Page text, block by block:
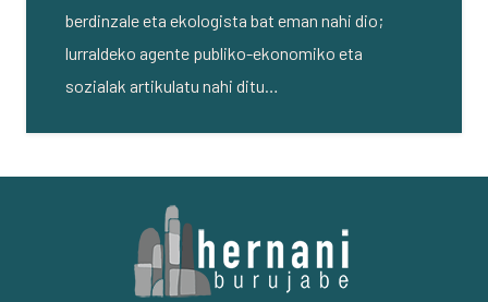
berdinzale eta ekologista bat eman nahi dio;
lurraldeko agente publiko-ekonomiko eta
sozialak artikulatu nahi ditu…